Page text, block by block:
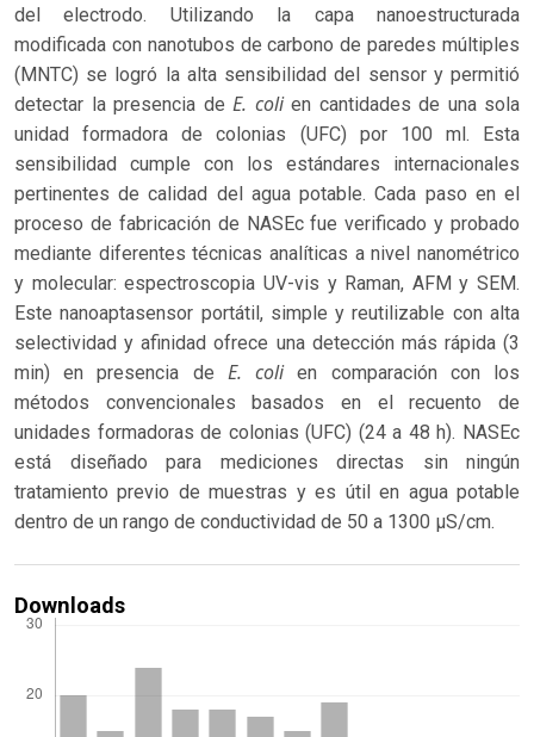
del electrodo. Utilizando la capa nanoestructurada
modificada con nanotubos de carbono de paredes múltiples
(MNTC) se logró la alta sensibilidad del sensor y permitió
detectar la presencia de E. colien cantidades de una sola
unidad formadora de colonias (UFC) por 100 ml. Esta
sensibilidad cumple con los estándares internacionales
pertinentes de calidad del agua potable. Cada paso en el
proceso de fabricación de NASEc fue verificado y probado
mediante diferentes técnicas analíticas a nivel nanométrico
y molecular: espectroscopia UV-vis y Raman, AFM y SEM.
Este nanoaptasensor portátil, simple y reutilizable con alta
selectividad y afinidad ofrece una detección más rápida (3
min) en presencia de E. colien comparación con los
métodos convencionales basados ​​en el recuento de
unidades formadoras de colonias (UFC) (24 a 48 h). NASEc
está diseñado para mediciones directas sin ningún
tratamiento previo de muestras y es útil en agua potable
dentro de un rango de conductividad de 50 a 1300 µS/cm.
Downloads